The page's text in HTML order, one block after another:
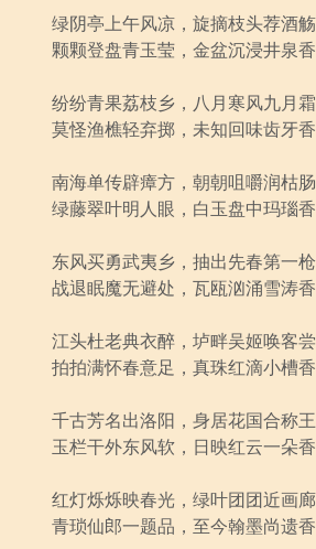
绿阴亭上午风凉，旋摘枝头荐酒觞
颗颗登盘青玉莹，金盆沉浸井泉香
纷纷青果荔枝乡，八月寒风九月霜
莫怪渔樵轻弃掷，未知回味齿牙香
南海单传辟瘴方，朝朝咀嚼润枯肠
绿藤翠叶明人眼，白玉盘中玛瑙香
东风买勇武夷乡，抽出先春第一枪
战退眠魔无避处，瓦瓯汹涌雪涛香
江头杜老典衣醉，垆畔吴姬唤客尝
拍拍满怀春意足，真珠红滴小槽香
千古芳名出洛阳，身居花国合称王
玉栏干外东风软，日映红云一朵香
红灯烁烁映春光，绿叶团团近画廊
青琐仙郎一题品，至今翰墨尚遗香